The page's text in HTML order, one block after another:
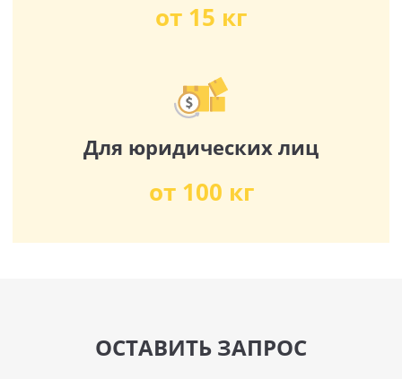
от 15 кг
Для юридических лиц
от 100 кг
ОСТАВИТЬ ЗАПРОС